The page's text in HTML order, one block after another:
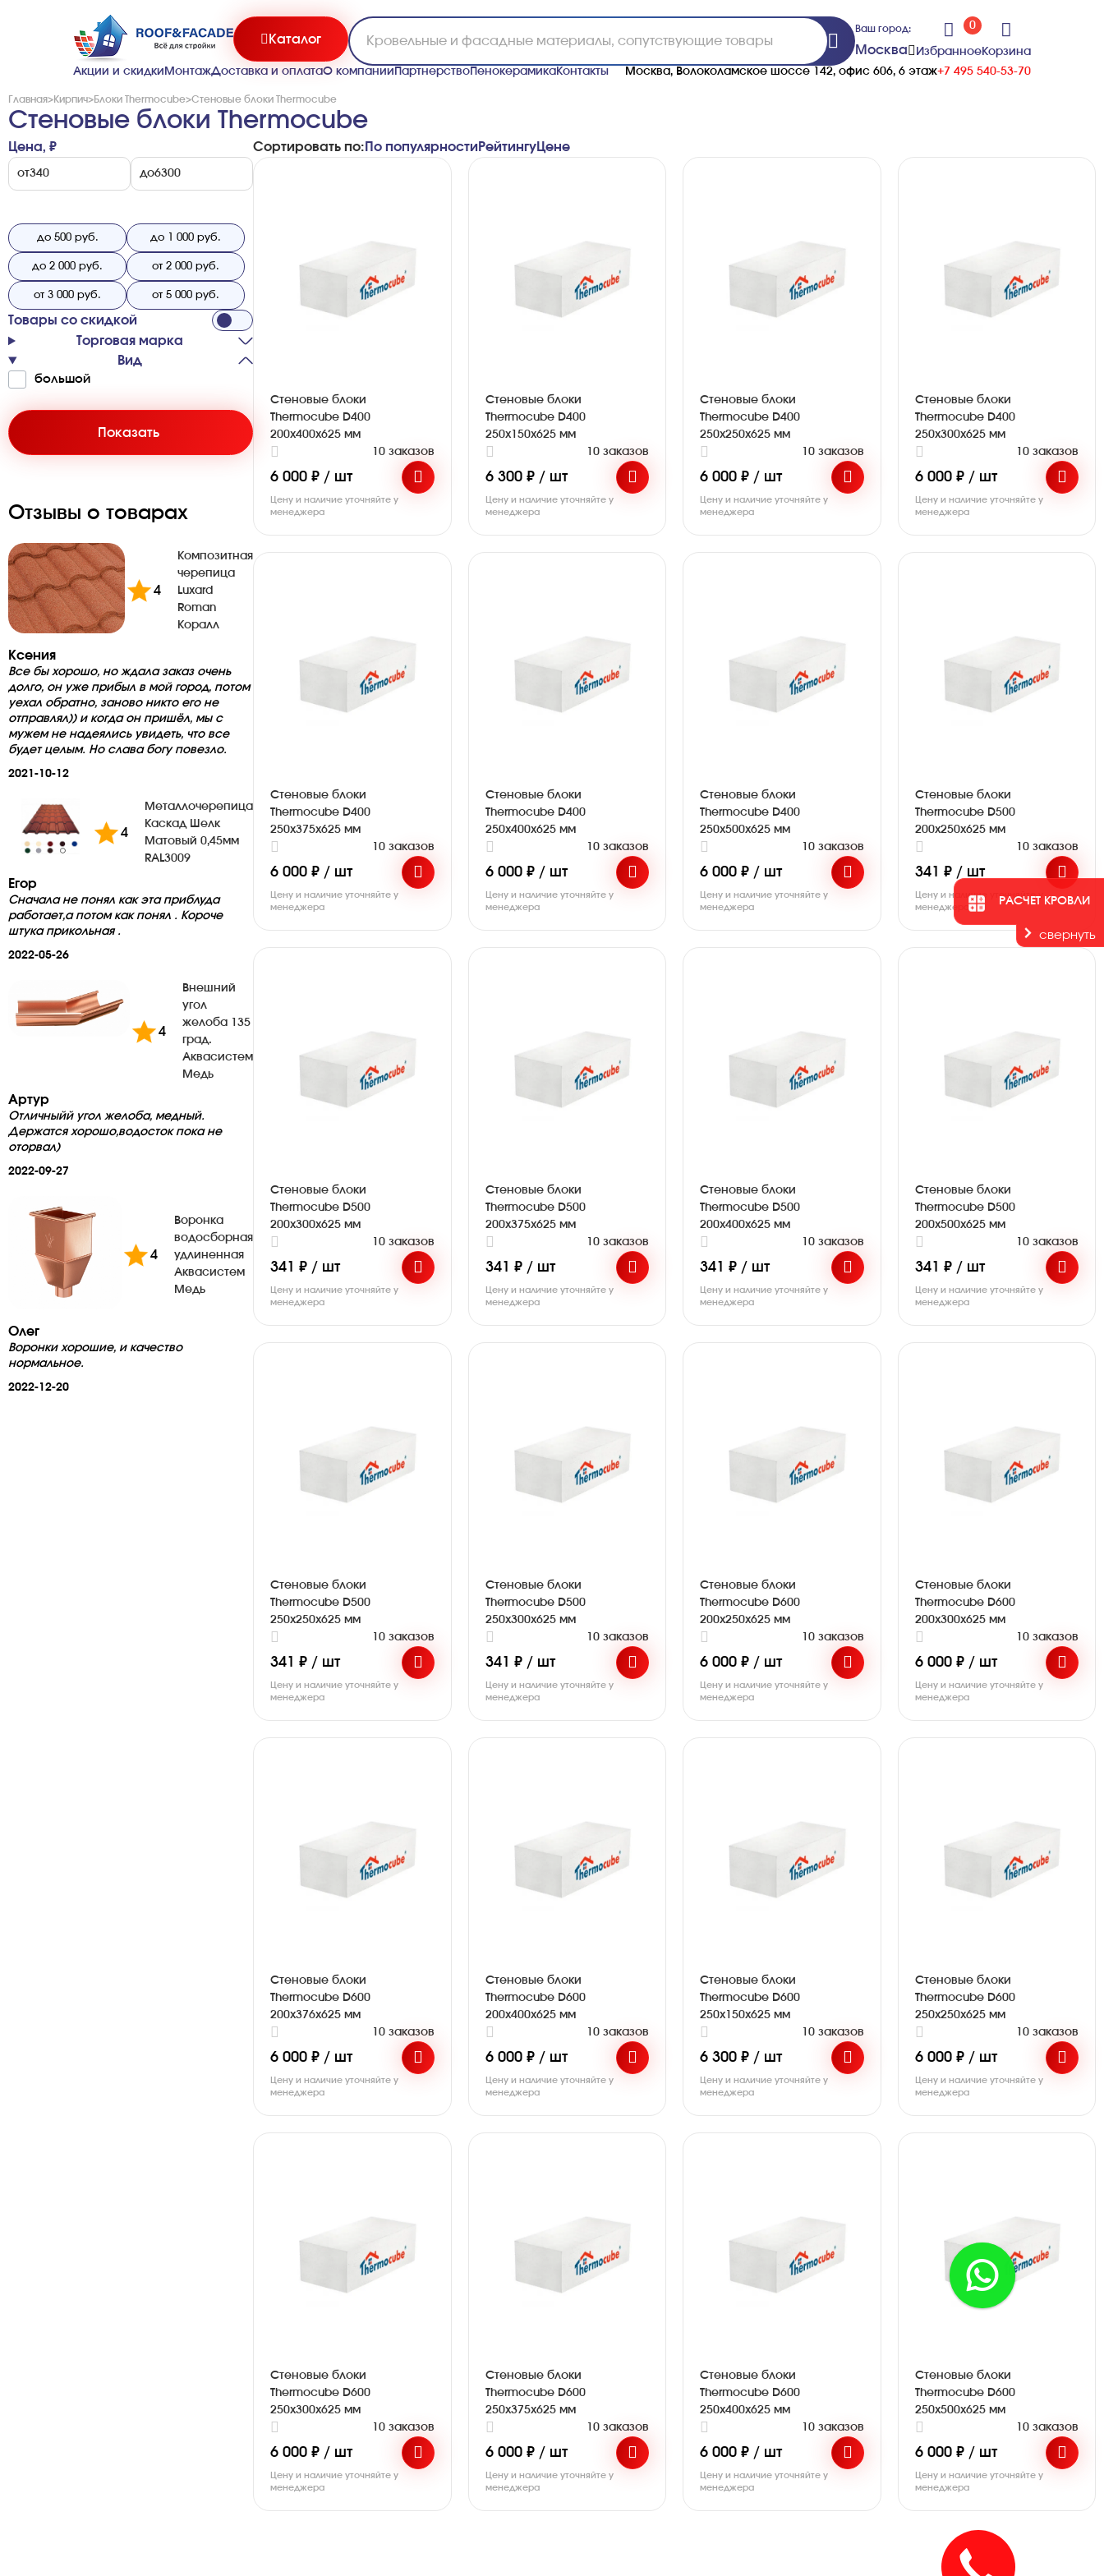
РАСЧЕТ КРОВЛИ
свернуть
Каталог
Ваш город:
Москва
0
ИзбранноеКорзина
Акции и скидки МонтажДоставка и оплатаО компании ПартнерствоПенокерамикаКонтакты Москва, Волоколамское шоссе 142, офис 606, 6 этаж+7 495 540-53-70
Главная>Кирпич>Блоки Thermocube>Стеновые блоки Thermocube
Стеновые блоки Thermocube
Цена, ₽
от до
до 500 руб. до 1 000 руб.
до 2 000 руб. от 2 000 руб.
от 3 000 руб. от 5 000 руб.
Товары со скидкой
Торговая марка
Вид
бо­льшой
Показать
Отзывы о товарах
Композитная
черепица
Luxard
Roman
Коралл
4
Ксения
Все бы хорошо, но ждала заказ очень
долго, он уже прибыл в мой город, потом
уехал обратно, заново никто его не
отправлял)) и когда он пришёл, мы с
мужем не надеялись увидеть, что все
будет целым. Но слава богу повезло.
2021-10-12
Металлочерепица
Каскад Шелк
Матовый 0,45мм
RAL3009
4
Егор
Сначала не понял как эта приблуда
работает,а потом как понял . Короче
штука прикольная .
2022-05-26
Внешний
угол
желоба 135
град.
Аквасистем
Медь
4
Артур
Отличныйй угол желоба, медный.
Держатся хорошо,водосток пока не
оторвал)
2022-09-27
Воронка
водосборная
удлиненная
Аквасистем
Медь
4
Олег
Воронки хорошие, и качество
нормальное.
2022-12-20
Сортировать по: По популярности РейтингуЦенe
Стеновые блоки
Thermocube D400
200х400х625 мм
10 заказов
6 000 ₽ / шт
Цену и наличие уточняйте у
менеджера
Стеновые блоки
Thermocube D400
250х150х625 мм
10 заказов
6 300 ₽ / шт
Цену и наличие уточняйте у
менеджера
Стеновые блоки
Thermocube D400
250х250х625 мм
10 заказов
6 000 ₽ / шт
Цену и наличие уточняйте у
менеджера
Стеновые блоки
Thermocube D400
250х300х625 мм
10 заказов
6 000 ₽ / шт
Цену и наличие уточняйте у
менеджера
Стеновые блоки
Thermocube D400
250х375х625 мм
10 заказов
6 000 ₽ / шт
Цену и наличие уточняйте у
менеджера
Стеновые блоки
Thermocube D400
250х400х625 мм
10 заказов
6 000 ₽ / шт
Цену и наличие уточняйте у
менеджера
Стеновые блоки
Thermocube D400
250х500х625 мм
10 заказов
6 000 ₽ / шт
Цену и наличие уточняйте у
менеджера
Стеновые блоки
Thermocube D500
200х250х625 мм
10 заказов
341 ₽ / шт
Цену и наличие уточняйте у
менеджера
Стеновые блоки
Thermocube D500
200х300х625 мм
10 заказов
341 ₽ / шт
Цену и наличие уточняйте у
менеджера
Стеновые блоки
Thermocube D500
200х375х625 мм
10 заказов
341 ₽ / шт
Цену и наличие уточняйте у
менеджера
Стеновые блоки
Thermocube D500
200х400х625 мм
10 заказов
341 ₽ / шт
Цену и наличие уточняйте у
менеджера
Стеновые блоки
Thermocube D500
200х500х625 мм
10 заказов
341 ₽ / шт
Цену и наличие уточняйте у
менеджера
Стеновые блоки
Thermocube D500
250х250х625 мм
10 заказов
341 ₽ / шт
Цену и наличие уточняйте у
менеджера
Стеновые блоки
Thermocube D500
250х300х625 мм
10 заказов
341 ₽ / шт
Цену и наличие уточняйте у
менеджера
Стеновые блоки
Thermocube D600
200х250х625 мм
10 заказов
6 000 ₽ / шт
Цену и наличие уточняйте у
менеджера
Стеновые блоки
Thermocube D600
200х300х625 мм
10 заказов
6 000 ₽ / шт
Цену и наличие уточняйте у
менеджера
Стеновые блоки
Thermocube D600
200х376х625 мм
10 заказов
6 000 ₽ / шт
Цену и наличие уточняйте у
менеджера
Стеновые блоки
Thermocube D600
200х400х625 мм
10 заказов
6 000 ₽ / шт
Цену и наличие уточняйте у
менеджера
Стеновые блоки
Thermocube D600
250х150х625 мм
10 заказов
6 300 ₽ / шт
Цену и наличие уточняйте у
менеджера
Стеновые блоки
Thermocube D600
250х250х625 мм
10 заказов
6 000 ₽ / шт
Цену и наличие уточняйте у
менеджера
Стеновые блоки
Thermocube D600
250х300х625 мм
10 заказов
6 000 ₽ / шт
Цену и наличие уточняйте у
менеджера
Стеновые блоки
Thermocube D600
250х375х625 мм
10 заказов
6 000 ₽ / шт
Цену и наличие уточняйте у
менеджера
Стеновые блоки
Thermocube D600
250х400х625 мм
10 заказов
6 000 ₽ / шт
Цену и наличие уточняйте у
менеджера
Стеновые блоки
Thermocube D600
250х500х625 мм
10 заказов
6 000 ₽ / шт
Цену и наличие уточняйте у
менеджера